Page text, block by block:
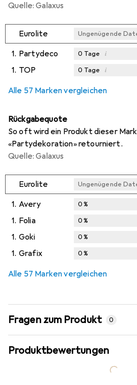
Quelle: Galaxus
Eurolite Ungenügende
1. Partydeco 0 Tage i
1. TOP 0 Tage i
Alle 57 Marken vergleichen
Rückgabequote
So oft wird ein Produkt dieser
«Partydekoration» retourniert.
Quelle: Galaxus
Eurolite Ungenügende
1. Avery 0%
1. Folia 0%
1. Goki 0%
1. Grafix 0%
Alle 57 Marken vergleichen
Fragen zum Produkt 0
Produktbewertungen